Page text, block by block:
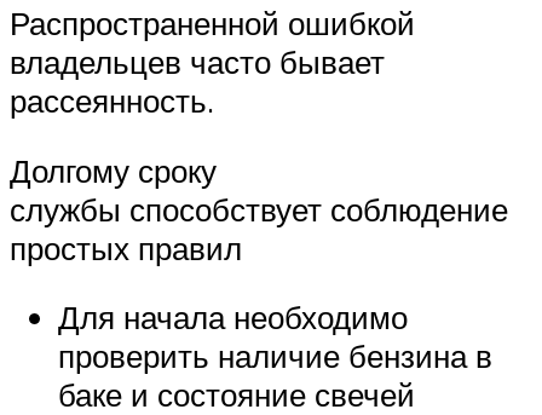
Распространенной ошибкой
владельцев часто бывает
рассеянность.
Долгому сроку
службы способствует соблюдение
простых правил
Для начала необходимо
проверить наличие бензина в
баке и состояние свечей